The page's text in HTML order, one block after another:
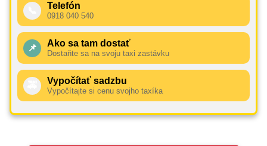
Telefón
0918 040 540
📌 Ako sa tam dostať
Dostaňte sa na svoju taxi zastávku
Vypočítať sadzbu
Vypočítajte si cenu svojho taxíka